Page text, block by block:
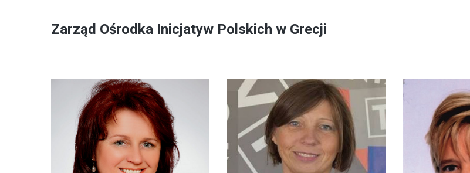
Zarząd Ośrodka Inicjatyw Polskich w Grecji